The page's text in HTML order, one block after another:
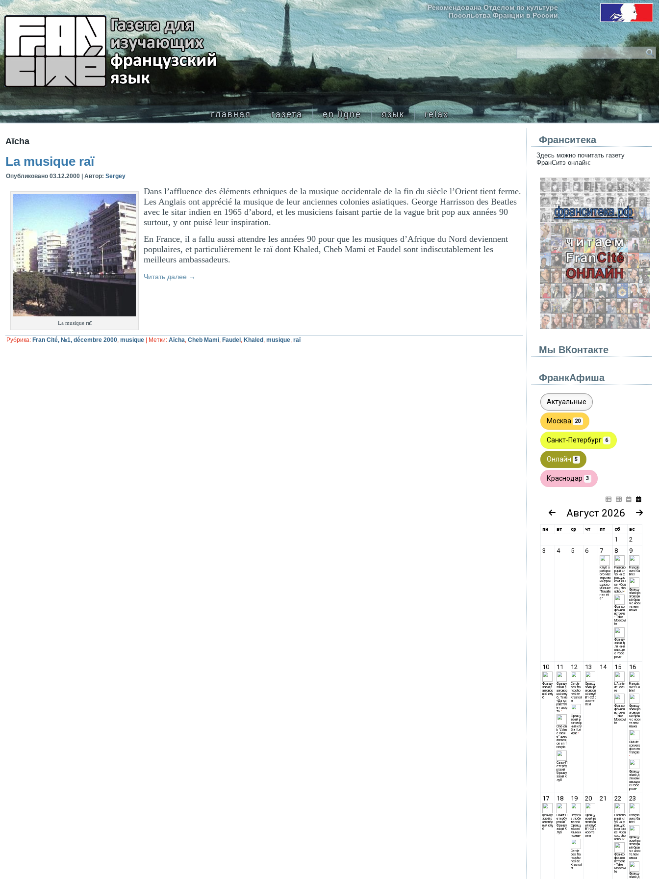
Рекомендована Отделом по культуре
Посольства Франции в России
главная газета en ligne язык relax
Aïcha
La musique raï
Опубликовано 03.12.2000 Автор: Sergey
La musique raï
Dans l’affluence des éléments ethniques de la musique occidentale de la fin du siècle l’Orient tient ferme.
Les Anglais ont apprécié la musique de leur anciennes colonies asiatiques. George Harrisson des Beatles
avec le sitar indien en 1965 d’abord, et les musiciens faisant partie de la vague brit pop aux années 90
surtout, y ont puisé leur inspiration.
En France, il a fallu aussi attendre les années 90 pour que les musiques d’Afrique du Nord deviennent
populaires, et particulièrement le raï dont Khaled, Cheb Mami et Faudel sont indiscutablement les
meilleurs ambassadeurs.
Читать далее →
Рубрика: Fran Cité, №1, décembre 2000, musique Метки: Aïcha, Cheb Mami, Faudel , Khaled , musique, raï
Франситека
Здесь можно почитать газету
ФранСитэ онлайн:
Мы ВКонтакте
ФранкАфиша